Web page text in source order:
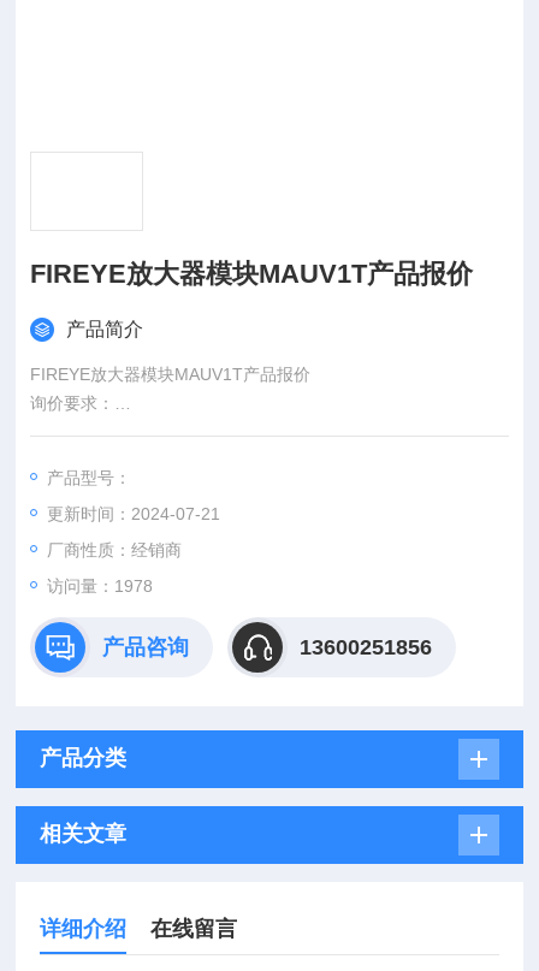
FIREYE放大器模块MAUV1T产品报价
产品简介
FIREYE放大器模块MAUV1T产品报价
询价要求：
1）询价前请提供贵公司全称及/
及运费3）确认下订单由我司出一份正式合同，上面有对公付款
帐号及开户行。付了款请告知下，好安排订单4）付款方式现货
全额款到发货，期货预付30%，尾款结清后发货。
产品型号：
更新时间：2024-07-21
厂商性质：经销商
访问量：1978
产品咨询 13600251856
产品分类
相关文章
详细介绍 在线留言